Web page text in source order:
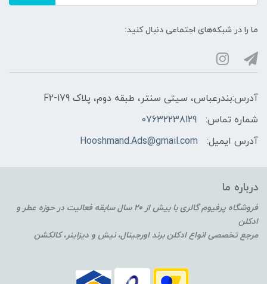
ما را در شبکه‌های اجتماعی دنبال کنید:
آدرس:بندرعباس، سیتی سنتر، طبقه دوم، پلاک F2-179
شماره تماس:
07632238129
آدرس ایمیل:
Hooshmand.Ads@gmail.com
درباره ما
فروشگاه پرفیوم گالری با بیش از 20 سال سابقه فعالیت در حوزه عطر و
ادکلن
مرجع تخصصی انواع ادکلن برند اورجینال، نیش و دیزاینر، کالکشن